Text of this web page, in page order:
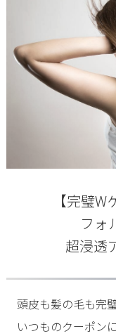
【完璧
フォ
超浸透
頭皮も髪の毛も完
いつものクーポン